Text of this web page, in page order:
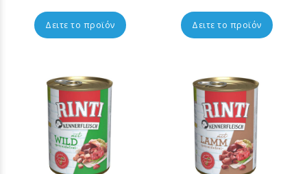
Δειτε το προϊόν Δειτε το προϊόν